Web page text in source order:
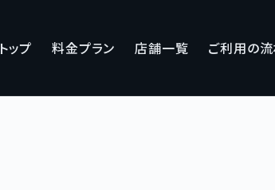
トップ 料金プラン 店舗一覧 ご利用の